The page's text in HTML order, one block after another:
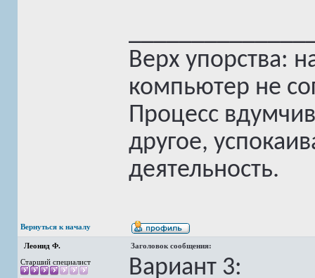
Верх упорства:
компьютер не
Процесс
другое,
деятельность.
Вернуться к началу
Леонид Ф.
Заголовок сообщения:
Старший специалист
Вариант 3: